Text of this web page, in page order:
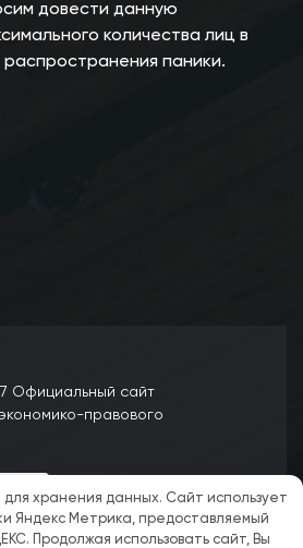
довести данную
количества лиц в
паники.
Официальный сайт
правового
хранения данных. Сайт использует
Яндекс Метрика, предоставляемый
Продолжая использовать сайт, Вы